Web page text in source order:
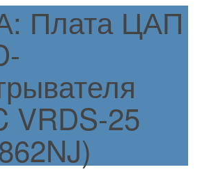
Плата ЦАП
VRDS-25